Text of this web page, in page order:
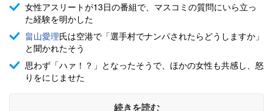
女性アスリートが13日の番組で、マスコミの質問にいら立っ
た経験を明かした
畠山愛理氏は空港で「選手村でナンパされたらどうしますか」
と聞かれたそう
思わず「ハァ！？」となったそうで、ほかの女性も共感し、怒
りをにじませた
続きを読む